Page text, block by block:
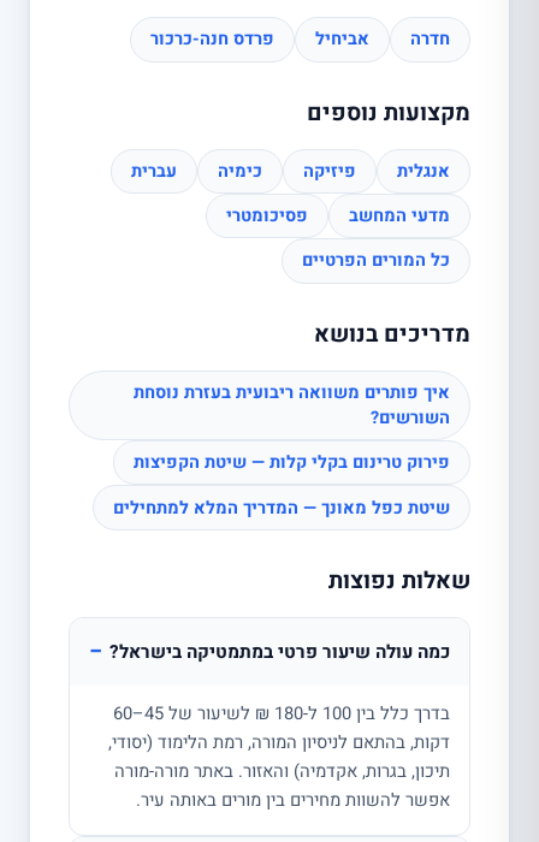
חדרה אביחיל פרדס חנה-כרכור
מקצועות נוספים
אנגלית פיזיקה כימיה
עברית
מדעי המחשב
פסיכומטרי
כל המורים הפרטיים
מדריכים בנושא
איך פותרים משוואה ריבועית בעזרת נוסחת
השורשים?
פירוק טרינום בקלי קלות — שיטת הקפיצות
שיטת כפל מאונך — המדריך המלא למתחילים
שאלות נפוצות
כמה עולה שיעור פרטי במתמטיקה בישראל? −
בדרך כלל בין 100 ל-180 ₪ לשיעור של 45–60
דקות, בהתאם לניסיון המורה, רמת הלימוד (יסודי,
תיכון, בגרות, אקדמיה) והאזור. באתר מורה-מורה
אפשר להשוות מחירים בין מורים באותה עיר.